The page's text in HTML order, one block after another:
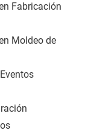
Fabricación
Moldeo de